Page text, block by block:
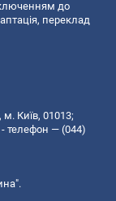
до
переклад
Київ, 01013;
- телефон — (044)